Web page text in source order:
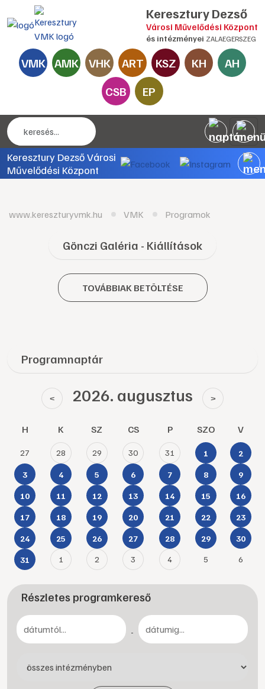
Keresztury Dezső
Városi Művelődési Központ
és intézményei ZALAEGERSZEG
VMK AMK VHK ART KSZ KH
AH
CSB
EP
Keresztury Dezső Városi
Művelődési Központ
www.kereszturyvmk.hu VMK Programok
Gönczi Galéria - Kiállítások
TOVÁBBIAK BETÖLTÉSE
Programnaptár
< 2026. augusztus >
H K SZ CS P SZO V
27 28 29 30 31 1 2
3 4 5 6 7 8 9
10 11 12 13 14 15 16
17 18 19 20 21 22 23
24 25 26 27 28 29 30
31 1 2 3 4 5 6
Részletes programkereső
-